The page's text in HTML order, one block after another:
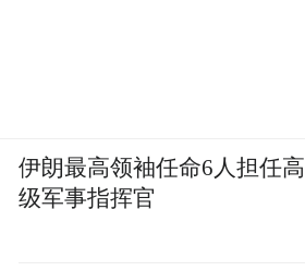
伊朗最高领袖任命6人担任高
级军事指挥官